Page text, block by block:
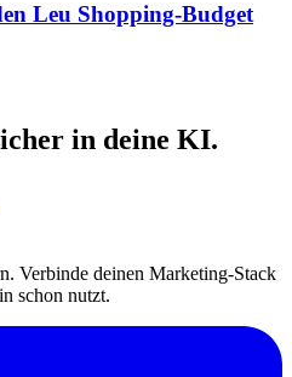
Leu Shopping-Budget
in deine KI.
Verbinde deinen Marketing-Stack
schon nutzt.